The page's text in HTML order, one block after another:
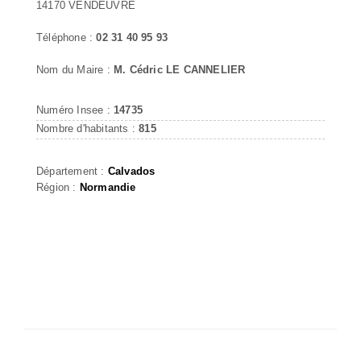
14170 VENDEUVRE
Téléphone :02 31 40 95 93
Nom du Maire : M. Cédric LE CANNELIER
Numéro Insee : 14735
Nombre d'habitants :815
Département : Calvados
Région : Normandie